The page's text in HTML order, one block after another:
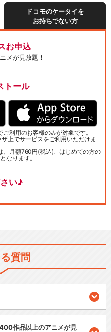
ドコモのケータイを
お持ちでない方
お申込
メが見放題！
トール
利用のお客様のみが対象です。
上でサービスをご利用いただけま
、月額760円(税込)、はじめての方の
なります。
い♪
質問
作品以上のアニメが見